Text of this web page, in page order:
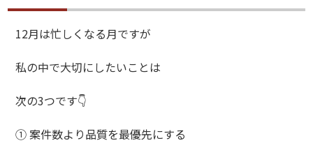
12月は忙しくなる月ですが
私の中で大切にしたいことは
次の3つです👇
① 案件数より品質を最優先にする